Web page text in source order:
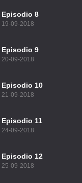
Episodio 8
19-09-2018
Episodio 9
20-09-2018
Episodio 10
21-09-2018
Episodio 11
24-09-2018
Episodio 12
25-09-2018